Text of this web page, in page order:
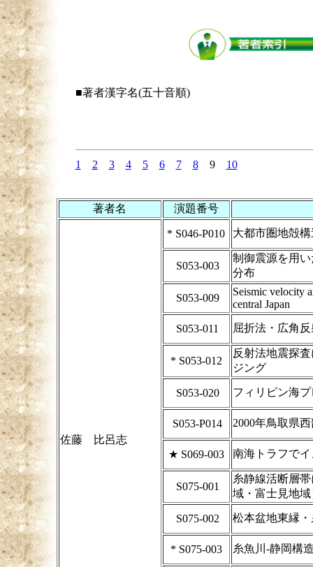
■著者漢字名(五十音順)
1 2 3 4 5 6 7 89 10
著者名 演題番号
佐藤 比呂志
* S046-P010 大都市圏地殻
S053-003
制御震源を用
分布
S053-009
Seismic velocity
central Japan
S053-011 屈折法・広角
* S053-012
反射法地震探
ジング
S053-020 フィリピン海
S053-P014 2000年鳥取県
★ S069-003 南海トラフで
S075-001
糸静線活断層
域・富士見地域
S075-002 松本盆地東縁
* S075-003 糸魚川-静岡構